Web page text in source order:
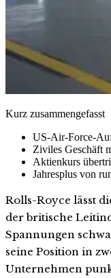
Kurz zusammengefasst
US-Air-Force-
Ziviles Geschäft
Aktienkurs
Jahresplus von
Rolls-Royce lässt
der britische
Spannungen
seine Position in
Unternehmen